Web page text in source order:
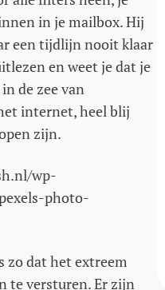
in je mailbox. Hij
een tijdlijn nooit klaar
en weet je dat je
de zee van
internet, heel blij
zijn.
wp-
photo-
zo dat het extreem
te versturen. Er zijn